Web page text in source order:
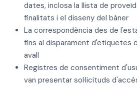
dates, inclosa la llista de
finalitats i el disseny del bàner
La correspondència des de
fins al disparament d'etiquetes
avall
Registres de consentiment
van presentar sol·licituds